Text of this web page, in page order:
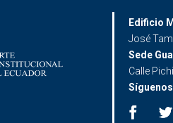
Edificio
José
Sede
Calle